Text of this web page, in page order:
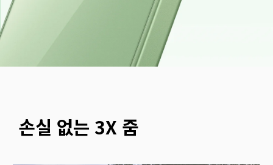
손실 없는 3X 줌